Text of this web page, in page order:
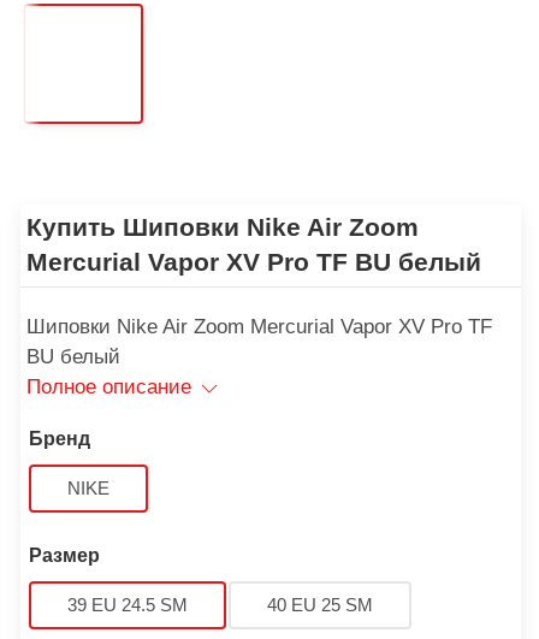
Купить Шиповки Nike Air Zoom
Mercurial Vapor XV Pro TF BU белый
Шиповки Nike Air Zoom Mercurial Vapor XV Pro TF
BU белый
Полное описание
Бренд
NIKE
Размер
39 EU 24.5 SM 40 EU 25 SM